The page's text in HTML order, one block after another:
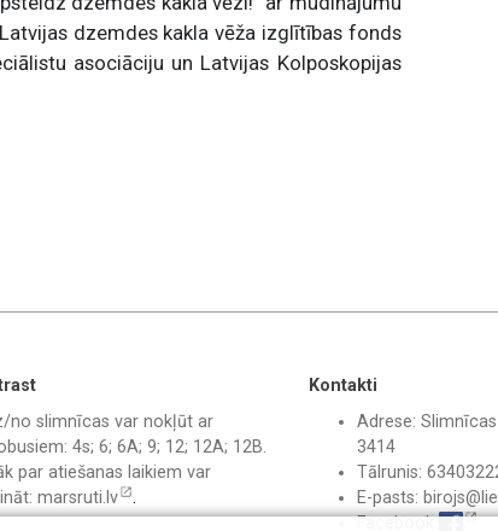
dzemdes kakla vēža izglītības fonds
asociāciju un Latvijas Kolposkopijas
no slimnīcas var nokļūt ar
4s; 6; 6A; 9; 12; 12A; 12B.
par atiešanas laikiem var
marsruti.lv .
Kontakti
Adrese:
3414
Tālrunis:
E-pasts:
Facebook